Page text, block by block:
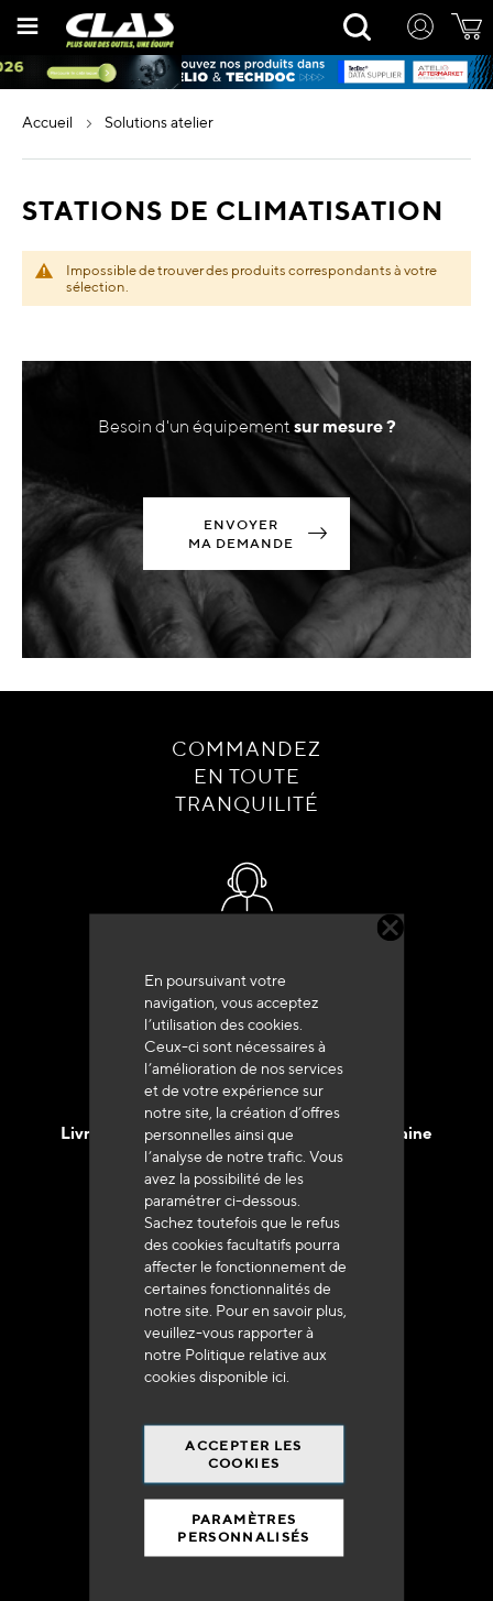
En poursuivant votre
navigation, vous acceptez
l’utilisation des cookies.
Ceux-ci sont nécessaires à
l’amélioration de nos services
et de votre expérience sur
notre site, la création d’offres
personnelles ainsi que
l’analyse de notre trafic. Vous
avez la possibilité de les
paramétrer ci-dessous.
Sachez toutefois que le refus
des cookies facultatifs pourra
affecter le fonctionnement de
certaines fonctionnalités de
notre site. Pour en savoir plus,
veuillez-vous rapporter à
notre Politique relative aux
cookies disponible ici
ACCEPTER LES
COOKIES
PARAMÈTRES
PERSONNALISÉS
Rechercher
accueil solutions atelier
STATIONS DE CLIMATISATION
Impossible de trouver des produits correspondants à votre
sélection.
Besoin d'un équipement sur mesure ?
ENVOYER
MA DEMANDE
COMMANDEZ
EN TOUTE
TRANQUILITÉ
+33 (0)4 79 72 62 22 Taper 1
Livraison en 48h à 72h en France Métropolitaine
Franco de port
à 250 euros*
90% du catalogue
en disponibilité
immédiate